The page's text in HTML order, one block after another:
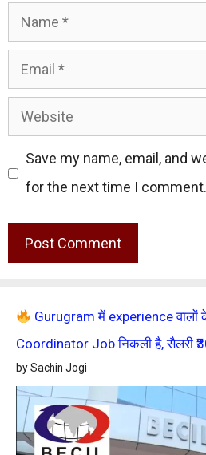
Name
Email
Website
Save my name, email, and
for the next time I comment.
Gurugram में experience वालों
Coordinator Job निकली है, सैलरी
by Sachin Jogi